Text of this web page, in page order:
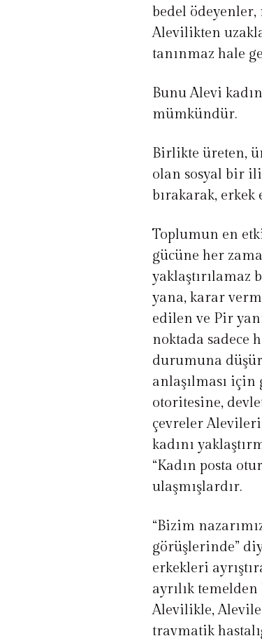
bedel
Alevilikten
tanınmaz hale
Bunu Alevi
mümkündür.
Birlikte üreten,
olan sosyal bir
bırakarak,
Toplumun en
gücüne her
yana, karar
edilen ve Pir
noktada sadece
durumuna
anlaşılması
otoritesine,
çevreler
kadını
“Kadın posta
ulaşmışlardır.
“Bizim
görüşlerinde”
erkekleri
ayrılık
Alevilikle,
travmatik